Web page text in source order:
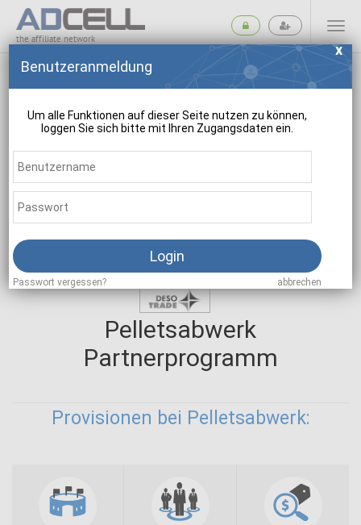
the affiliate network
Pelletsabwerk
Partnerprogramm
Provisionen bei Pelletsabwerk:
Benutzeranmeldung
Um alle Funktionen auf dieser Seite nutzen zu können,
loggen Sie sich bitte mit Ihren Zugangsdaten ein.
Login
Passwort vergessen? abbrechen